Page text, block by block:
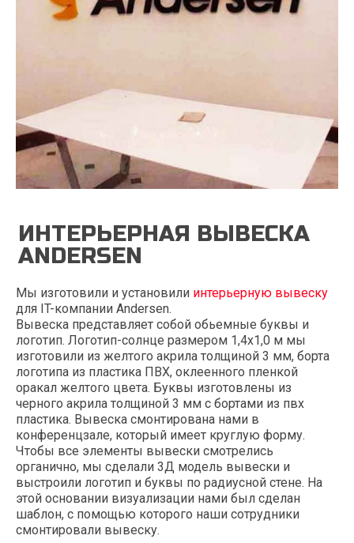
ИНТЕРЬЕРНАЯ ВЫВЕСКА
ANDERSEN
Мы изготовили и установили интерьерную вывеску
для IT-компании Andersen.
Вывеска представляет собой обьемные буквы и
логотип. Логотип-солнце размером 1,4х1,0 м мы
изготовили из желтого акрила толщиной 3 мм, борта
логотипа из пластика ПВХ, оклеенного пленкой
оракал желтого цвета. Буквы изготовлены из
черного акрила толщиной 3 мм с бортами из пвх
пластика. Вывеска смонтирована нами в
конференцзале, который имеет круглую форму.
Чтобы все элементы вывески смотрелись
органично, мы сделали 3Д модель вывески и
выстроили логотип и буквы по радиусной стене. На
этой основании визуализации нами был сделан
шаблон, с помощью которого наши сотрудники
смонтировали вывеску.